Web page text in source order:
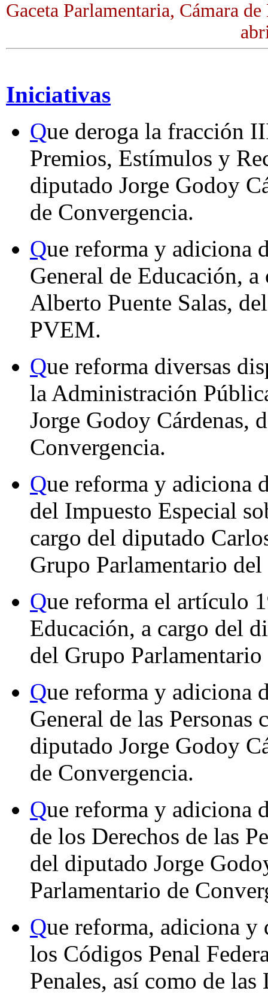
Gaceta Parlamentaria, Cámara
Iniciativas
Que deroga la fracción
Premios, Estímulos y
diputado Jorge Godoy
de Convergencia.
Que reforma y adiciona
General de Educación,
Alberto Puente Salas,
PVEM.
Que reforma diversas
la Administración
Jorge Godoy Cárdenas,
Convergencia.
Que reforma y adiciona
del Impuesto Especial
cargo del diputado
Grupo Parlamentario
Que reforma el artículo
Educación, a cargo del
del Grupo
Que reforma y adiciona
General de las Personas
diputado Jorge Godoy
de Convergencia.
Que reforma y adiciona
de los Derechos de las
del diputado Jorge
Parlamentario de
Que reforma, adiciona y
los Códigos Penal
Penales, así como de